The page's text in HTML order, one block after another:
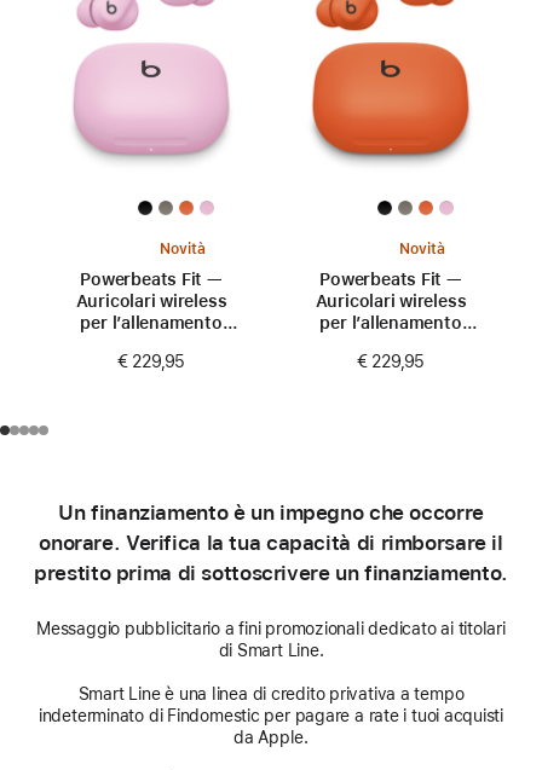
Novità
Powerbeats Fit —
Auricolari wireless
per l’allenamento
perfetta —
€ 229,95
Novità
Powerbeats Fit —
Auricolari wireless
per l’allenamento
perfetta —
€ 229,95
Un finanziamento è un impegno che occorre
onorare. Verifica la tua capacità di rimborsare il
prestito prima di sottoscrivere un finanziamento.
Messaggio pubblicitario a fini promozionali dedicato ai titolari
di Smart Line.
Smart Line è una linea di credito privativa a tempo
indeterminato di Findomestic per pagare a rate i tuoi acquisti
da Apple.